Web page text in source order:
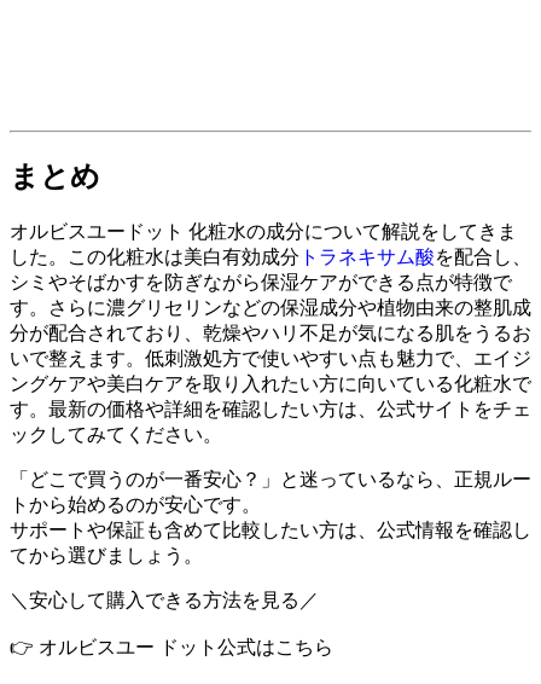
まとめ
オルビスユードット 化粧水の成分について解説をしてきま
した。この化粧水は美白有効成分 トラネキサム酸を配合し、
シミやそばかすを防ぎながら保湿ケアができる点が特徴で
す。さらに濃グリセリンなどの保湿成分や植物由来の整肌成
分が配合されており、乾燥やハリ不足が気になる肌をうるお
いで整えます。低刺激処方で使いやすい点も魅力で、エイジ
ングケアや美白ケアを取り入れたい方に向いている化粧水で
す。最新の価格や詳細を確認したい方は、公式サイトをチェ
ックしてみてください。
「どこで買うのが一番安心？」と迷っているなら、正規ルー
トから始めるのが安心です。
サポートや保証も含めて比較したい方は、公式情報を確認し
てから選びましょう。
＼安心して購入できる方法を見る／
👉 オルビスユー ドット公式はこちら